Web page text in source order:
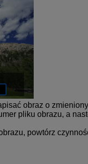
obraz o
pliku obrazu, a
powtórz